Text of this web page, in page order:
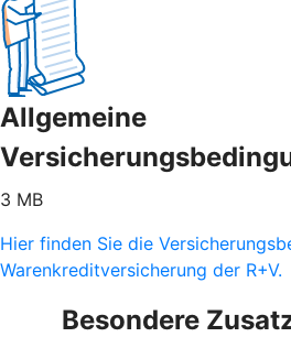
Allgemeine
3 MB
Hier finden Sie die
Warenkreditversicherung der R+V.
Besondere